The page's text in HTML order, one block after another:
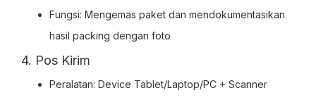
Fungsi: Mengemas paket dan mendokumentasikan
hasil packing dengan foto
4. Pos Kirim
Peralatan: Device Tablet/Laptop/PC + Scanner